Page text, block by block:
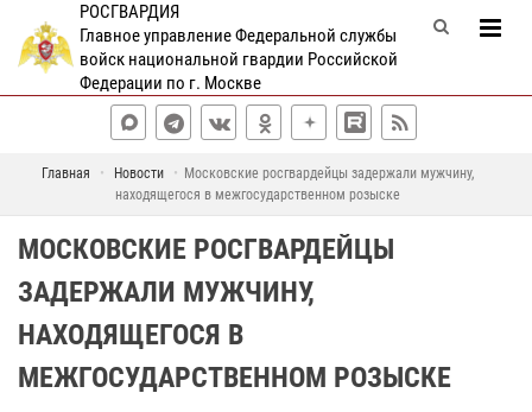
РОСГВАРДИЯ
Главное управление Федеральной службы
войск национальной гвардии Российской
Федерации по г. Москве
Главная Новости
Московские росгвардейцы задержали мужчину,
находящегося в межгосударственном розыске
МОСКОВСКИЕ РОСГВАРДЕЙЦЫ
ЗАДЕРЖАЛИ МУЖЧИНУ,
НАХОДЯЩЕГОСЯ В
МЕЖГОСУДАРСТВЕННОМ РОЗЫСКЕ